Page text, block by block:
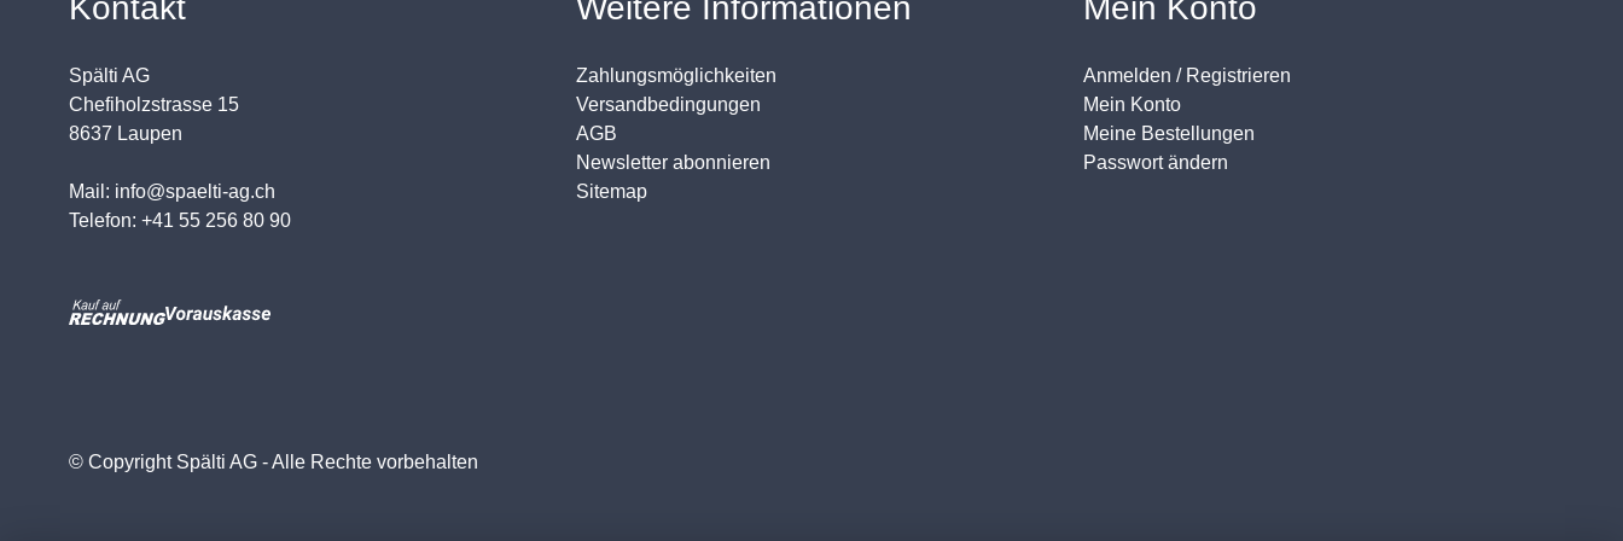
Kontakt
Spälti AG
Chefiholzstrasse 15
8637 Laupen
Mail: info@spaelti-ag.ch
Telefon: +41 55 256 80 90
Weitere Informationen
Zahlungsmöglichkeiten
Versandbedingungen
AGB
Newsletter abonnieren
Sitemap
Mein Konto
Anmelden / Registrieren
Mein Konto
Meine Bestellungen
Passwort ändern
© Copyright Spälti AG - Alle Rechte vorbehalten